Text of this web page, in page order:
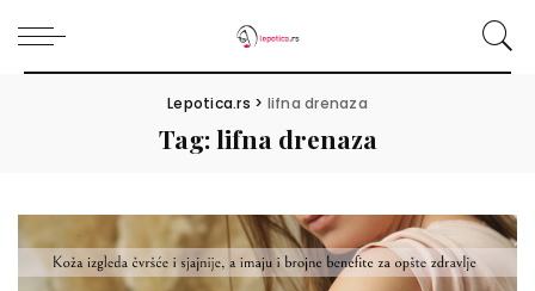
Lepotica.rs > lifna drenaza
Tag:lifna drenaza